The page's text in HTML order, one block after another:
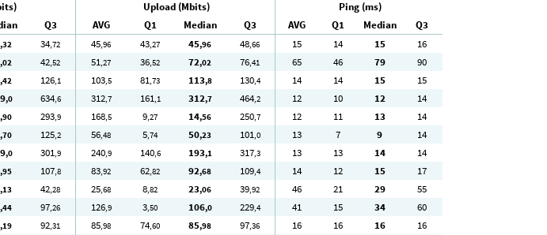
Upload (Mbits)
Ping (ms)
Q3 AVG Q1 Median Q3 AVG Q1 Median
Q3
,32 34,72 45,96 43,27 45,96 48,66 15 14 15
16
,02 42,52 51,27 36,52 72,02 76,41 65 46 79
90
,42 126,1 103,5 81,73 113,8 130,4 14 14 15
15
,0 634,6 312,7 161,1 312,7 464,2 12 10 12
14
,90 293,9 168,5 9,27 14,56 250,7 12 11 13
14
,70 125,2 56,48 5,74 50,23 101,0 13 7 9
14
,0 301,9 240,9 140,6 193,1 317,3 13 13 14
14
,95 107,8 83,92 62,82 92,68 109,4 14 12 15
17
,13 42,28 25,68 8,82 23,06 39,92 46 21 29
55
,44 97,26 126,9 3,50 106,0 229,4 41 15 34
60
,19 92,31 85,98 74,60 85,98 97,36 16 16 16
16